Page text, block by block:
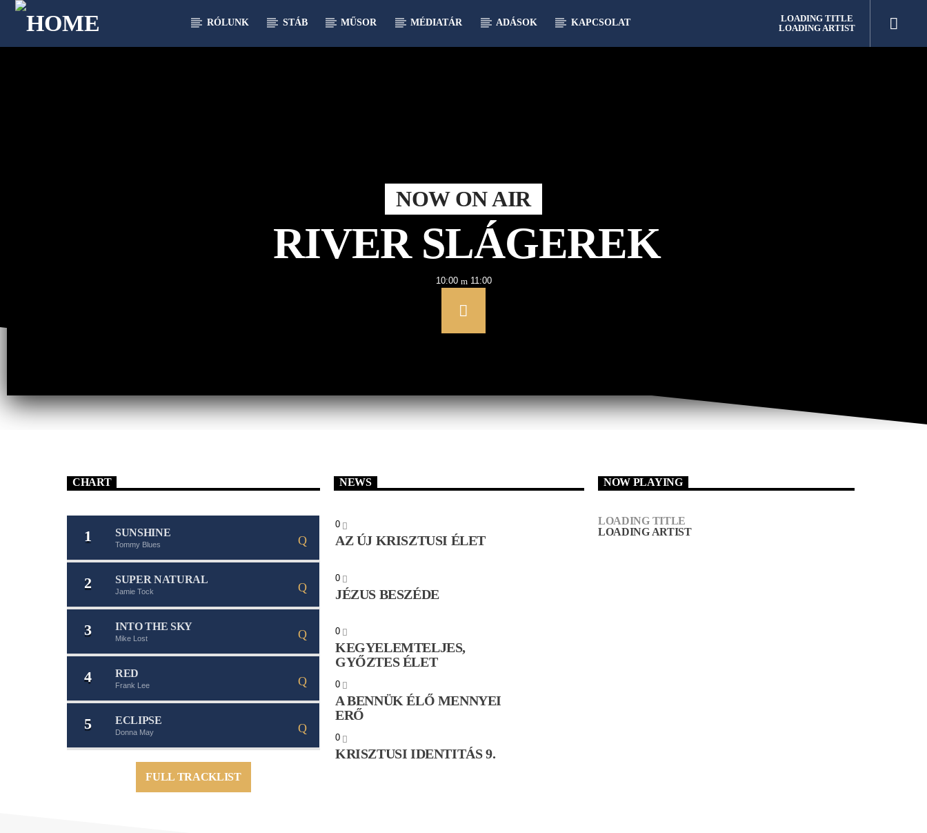
RÓLUNK STÁB MŰSOR MÉDIATÁR ADÁSOK KAPCSOLAT
LOADING TITLE
LOADING ARTIST
NOW ON AIR
RIVER SLÁGEREK
10:00 11:00
CHART
1 SUNSHINE
Tommy Blues
2 SUPER NATURAL
Jamie Tock
3 INTO THE SKY
Mike Lost
4 RED
Frank Lee
5 ECLIPSE
Donna May
FULL TRACKLIST
NEWS
0
AZ ÚJ KRISZTUSI ÉLET
0
JÉZUS BESZÉDE
0
KEGYELEMTELJES,
GYŐZTES ÉLET
0
A BENNÜK ÉLŐ MENNYEI
ERŐ
0
KRISZTUSI IDENTITÁS 9.
NOW PLAYING
LOADING TITLE
LOADING ARTIST